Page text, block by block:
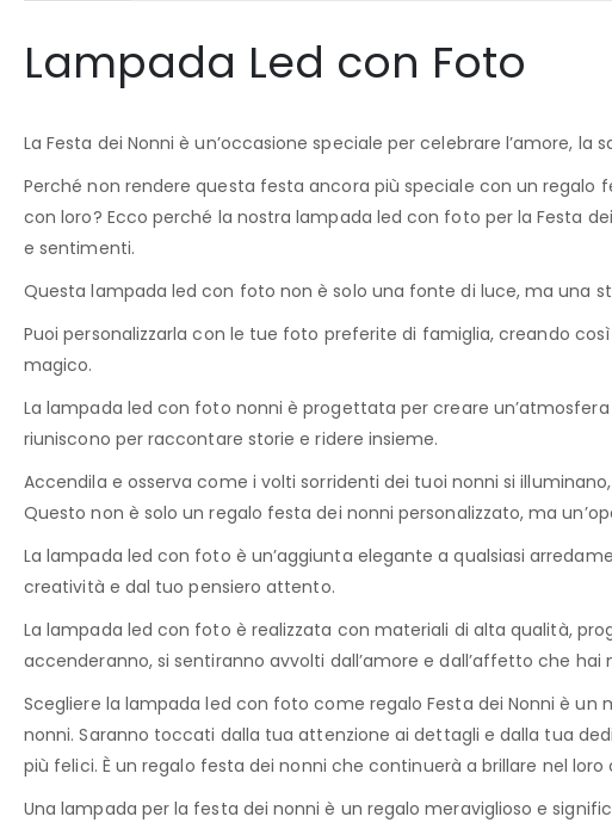
Lampada Led con Foto
La Festa dei Nonni è un’occasione speciale per celebrare l’amore,
Perché non rendere questa festa ancora più speciale con un
con loro? Ecco perché la nostra lampada led con foto per la Festa
e sentimenti.
Questa lampada led con foto non è solo una fonte di luce, ma una
Puoi personalizzarla con le tue foto preferite di famiglia, creando
magico.
La lampada led con foto nonni è progettata per creare
riuniscono per raccontare storie e ridere insieme.
Accendila e osserva come i volti sorridenti dei tuoi nonni si
Questo non è solo un regalo festa dei nonni personalizzato, ma
La lampada led con foto è un’aggiunta elegante a qualsiasi
creatività e dal tuo pensiero attento.
La lampada led con foto è realizzata con materiali di alta qualità,
accenderanno, si sentiranno avvolti dall’amore e dall’affetto che hai
Scegliere la lampada led con foto come regalo Festa dei Nonni è
nonni. Saranno toccati dalla tua attenzione ai dettagli e dalla tua
più felici. È un regalo festa dei nonni che continuerà a brillare nel loro
Una lampada per la festa dei nonni è un regalo meraviglioso e